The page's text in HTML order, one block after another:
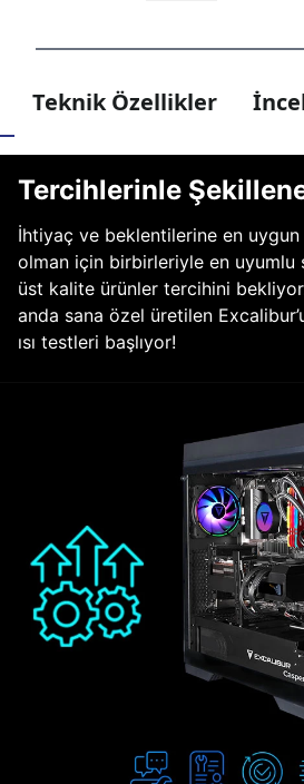
Teknik Özellikler
Tercihlerinle
İhtiyaç ve beklentilerine en
olman için birbirleriyle en uyumlu
üst kalite ürünler tercihini
anda sana özel üretilen
ısı testleri başlıyor!